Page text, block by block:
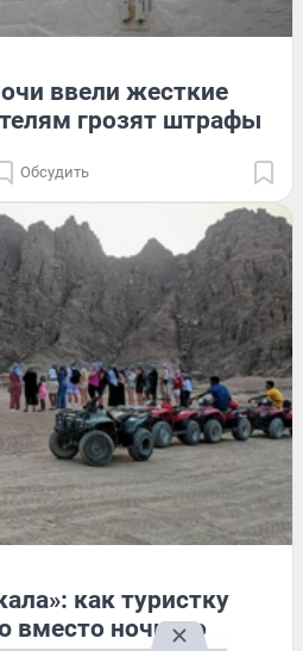
ввели жесткие
грозят штрафы
Обсудить
как туристку
вместо ночного